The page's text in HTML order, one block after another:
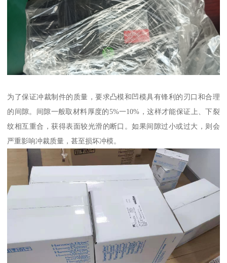
为了保证冲裁制件的质量，要求凸模和凹模具有锋利的刃口和合理
的间隙。间隙一般取材料厚度的5%一10%，这样才能保证上、下裂
纹相互重合，获得表面较光滑的断口。如果间隙过小或过大，则会
严重影响冲裁质量，甚至损坏冲模。